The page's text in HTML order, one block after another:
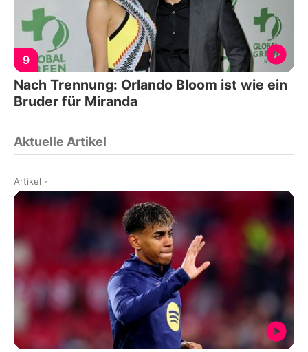
9
Nach Trennung: Orlando Bloom ist wie ein
Bruder für Miranda
Aktuelle Artikel
Artikel -